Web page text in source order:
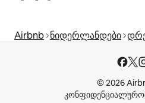
Airbnb ნიდერლანდები
© 2026